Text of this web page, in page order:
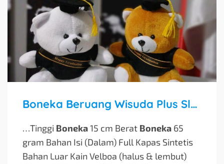
Boneka Beruang Wisuda Plus Slempang: Hadiah Spesial untuk Momen Kelulusan
…Tinggi Boneka15 cm Berat Boneka 65
gram Bahan Isi (Dalam) Full Kapas Sintetis
Bahan Luar Kain Velboa (halus & lembut)